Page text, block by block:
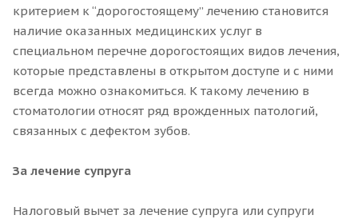
критерием к “дорогостоящему” лечению становится
наличие оказанных медицинских услуг в
специальном перечне дорогостоящих видов лечения,
которые представлены в открытом доступе и с ними
всегда можно ознакомиться. К такому лечению в
стоматологии относят ряд врожденных патологий,
связанных с дефектом зубов.
За лечение супруга
Налоговый вычет за лечение супруга или супруги